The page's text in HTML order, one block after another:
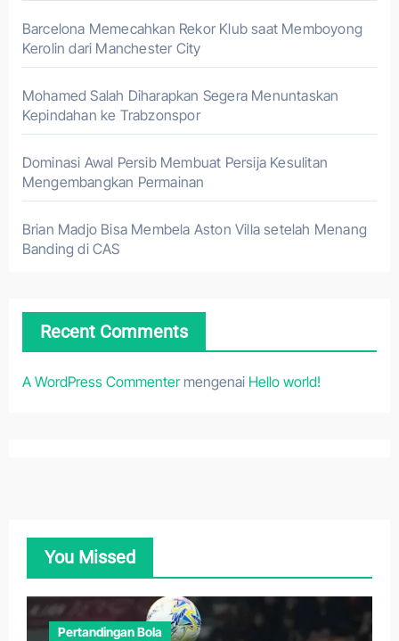
Barcelona Memecahkan Rekor Klub saat Memboyong
Kerolin dari Manchester City
Mohamed Salah Diharapkan Segera Menuntaskan
Kepindahan ke Trabzonspor
Dominasi Awal Persib Membuat Persija Kesulitan
Mengembangkan Permainan
Brian Madjo Bisa Membela Aston Villa setelah Menang
Banding di CAS
Recent Comments
A WordPress Commentermengenai Hello world!
You Missed
Pertandingan Bola